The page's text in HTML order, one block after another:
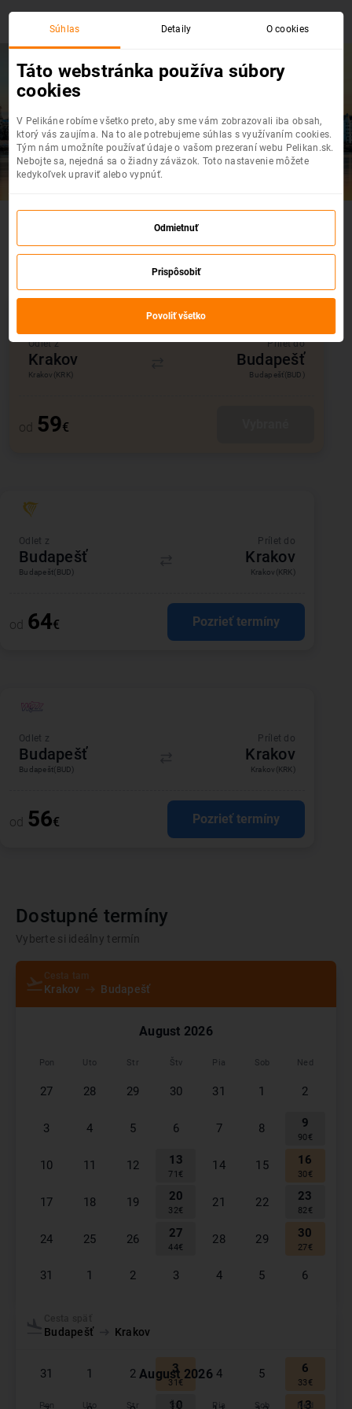
Krakov
Top akciové letenky na jednom mieste
Akčné letenky : Krakov - Budapešť
Vyberte si z výpredaja leteniek
Odlet z
Krakov
Prílet do
Budapešť
Krakov (KRK) Budapešť(BUD)
od 59€
Odlet z
Budapešť
Prílet do
Krakov
Budapešť(BUD) Krakov (KRK)
od 64€ Pozrieť termíny
Odlet z
Budapešť
Prílet do
Krakov
Budapešť(BUD) Krakov (KRK)
od 56€ Pozrieť termíny
Dostupné termíny
Vyberte si ideálny termín
Cesta tam
Krakov Budapešť
August 2026
Pon Uto Str Štv Pia Sob Ned
27 28 29 30 31 1 2
3 4 5 6 7 8 9
90 €
10 11 12 13
71 €
14 15 16
30€
17 18 19 20
32€
21 22 23
82€
24 25 26 27
44€
28 29 30
27€
31 1 2 3 4 5 6
31 1 2 3
31€
4 5 6
33€
10 13
Budapešť Krakov
August 2026
Pon Uto Str Štv Pia Sob Ned
Súhlas Detaily O cookies
Táto webstránka používa súbory
cookies
V Pelikáne robíme všetko preto, aby sme vám zobrazovali iba obsah,
ktorý vás zaujíma. Na to ale potrebujeme súhlas s využívaním cookies.
Tým nám umožníte používať údaje o vašom prezeraní webu Pelikan.sk.
Nebojte sa, nejedná sa o žiadny záväzok. Toto nastavenie môžete
kedykoľvek upraviť alebo vypnúť.
Odmietnuť
Prispôsobiť
Povoliť všetko